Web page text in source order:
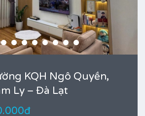
KQH Ngô Quyền,
Ly – Đà Lạt